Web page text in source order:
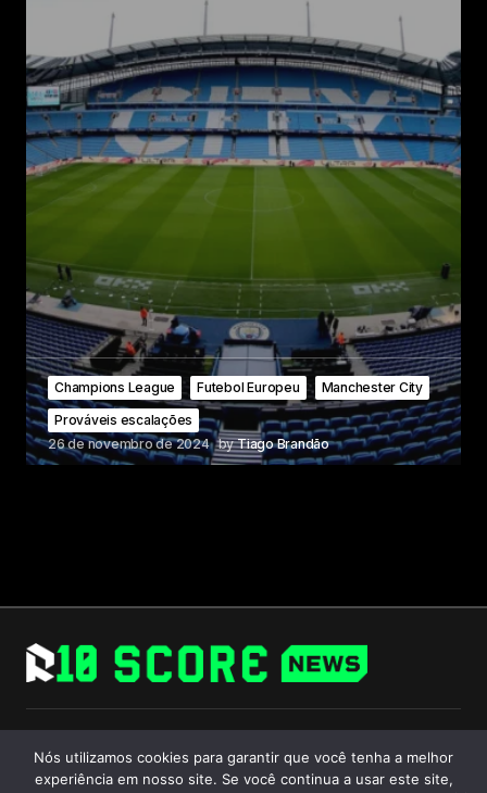
Champions League Futebol Europeu
Manchester City
Prováveis escalações
26 de novembro de 2024 byTiago Brandão
Follow Us
Nós utilizamos cookies para garantir que você tenha a melhor
experiência em nosso site. Se você continua a usar este site,